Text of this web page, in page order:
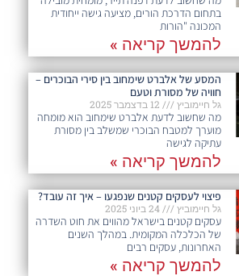
בתחום הדרכת הורים, מציעה גישה ייחודית
המכונה "הורות
להמשך קריאה »
המסע של אלברט שימחוב בין סירי הבוכרים –
חוויה של מסורת וטעם
גל חיימוביץ
מה שחשוב לדעת אלברט שימחוב הוא מומחה
מוערך למטבח הבוכרי שמשלב בין מסורת
עתיקה לגישה
להמשך קריאה »
פיצוי לעסקים קטנים שנפגעו – איך זה עובד?
גל חיימוביץ
עסקים קטנים בישראל מהווים את חוט השדרה
של הכלכלה המקומית. במהלך השנים
האחרונות, עסקים רבים
להמשך קריאה »